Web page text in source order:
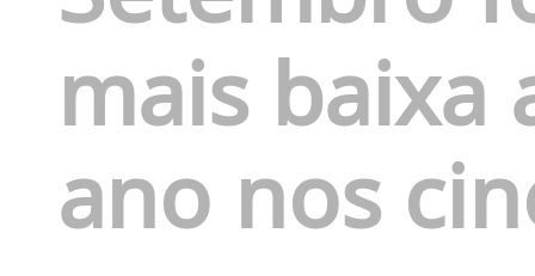
mais baixa
ano nos